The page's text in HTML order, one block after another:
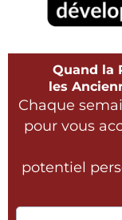
Quand la
les
Chaque
pour vous
potentiel